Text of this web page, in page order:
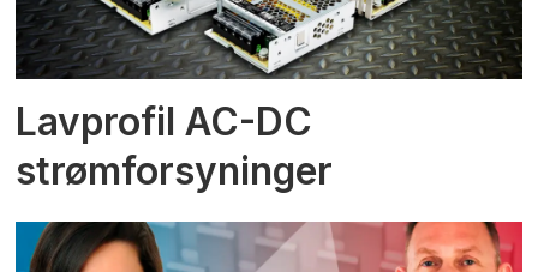
Lavprofil AC-DC
strømforsyninger